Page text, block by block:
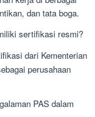
dan tata boga.
sertifikasi resmi?
dari Kementerian
perusahaan
PAS dalam